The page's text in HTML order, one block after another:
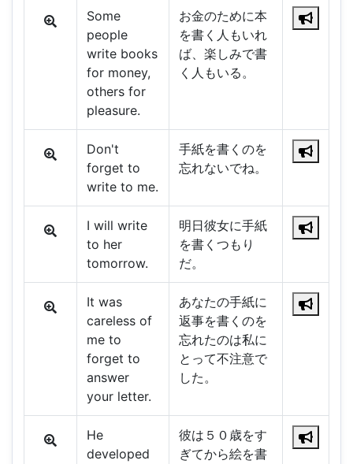
Some
people
write books
for money,
others for
pleasure.
お金のために本
を書く人もいれ
ば、楽しみで書
く人もいる。
Don't
forget to
write to me.
手紙を書くのを
忘れないでね。
I will write
to her
tomorrow.
明日彼女に手紙
を書くつもり
だ。
It was
careless of
me to
forget to
answer
your letter.
あなたの手紙に
返事を書くのを
忘れたのは私に
とって不注意で
した。
He
developed
彼は５０歳をす
ぎてから絵を書